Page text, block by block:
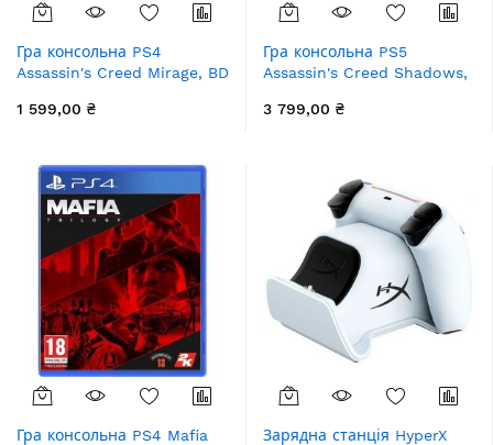
Гра консольна PS4
Assassin's Creed Mirage, BD
1 599,00 ₴
Гра консольна PS5
Assassin's Creed Shadows,
3 799,00 ₴
Гра консольна PS4 Mafia Зарядна станція HyperX